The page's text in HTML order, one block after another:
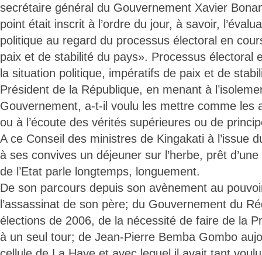
secrétaire général du Gouvernement Xavier
point était inscrit à l’ordre du jour, à savoir,
politique au regard du processus électoral en
paix et de stabilité du pays». Processus électoral
la situation politique, impératifs de paix et de
Président de la République, en menant à
Gouvernement, a-t-il voulu les mettre comme les
ou à l’écoute des vérités supérieures ou de
A ce Conseil des ministres de Kingakati à l’issue
à ses convives un déjeuner sur l’herbe, prêt
de l’Etat parle longtemps, longuement.
De son parcours depuis son avènement au
l’assassinat de son père; du Gouvernement du
élections de 2006, de la nécessité de faire de la
à un seul tour; de Jean-Pierre Bemba Gombo